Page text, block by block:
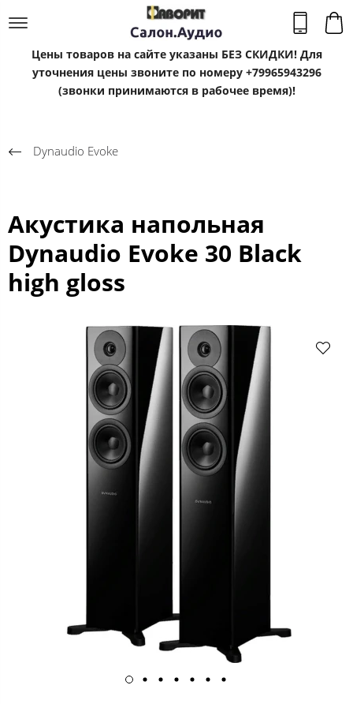
Цены товаров на сайте указаны БЕЗ СКИДКИ! Для
уточнения цены звоните по номеру +79965943296
(звонки принимаются в рабочее время)!
Dynaudio Evoke
Акустика напольная
Dynaudio Evoke 30 Black
high gloss